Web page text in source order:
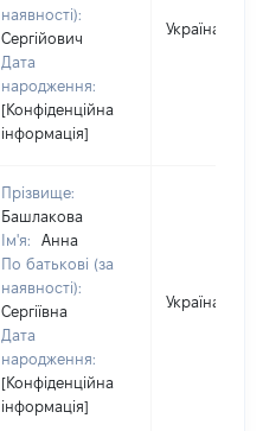
наявності):
Сергійович
Дата
народження:
[Конфіденційна
інформація]
Україна
Прізвище:
Башлакова
Ім'я:
Анна
По батькові (за
наявності):
Сергіївна
Дата
народження:
[Конфіденційна
інформація]
Україна